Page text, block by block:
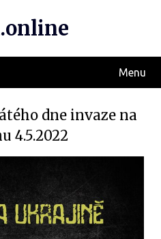
Menu
dne invaze na
4.5.2022